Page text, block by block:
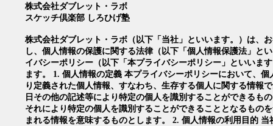
株式会社ダブレット・ラボ
スケッチ倶楽部 しろひげ塾
株式会社ダブレット・ラボ（以下「当社」といいます。）は、
し、個人情報の保護に関する法律（以下「個人情報保護法」と
イバシーポリシー（以下「本プライバシーポリシー」といいま
ます。 1. 個人情報の定義 本プライバシーポリシーにおいて、
り定義された個人情報、すなわち、生存する個人に関する情報
日その他の記述等により特定の個人を識別することができるも
それにより特定の個人を識別することができることとなるもの
まれる情報を意味するものとします。 2. 個人情報の利用目的